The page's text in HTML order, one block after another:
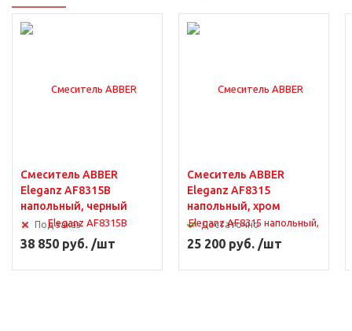
Смеситель ABBER
Eleganz AF8315B
напольный, черный
Под заказ
38 850 руб. /шт
Смеситель ABBER
Eleganz AF8315
напольный, хром
Достаточно
25 200 руб. /шт